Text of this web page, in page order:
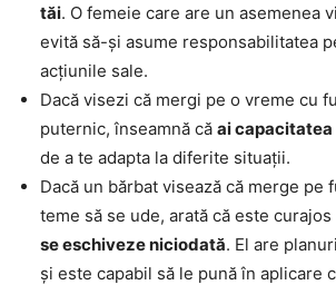
tăi. O femeie care are un asemenea
evită să-și asume responsabilitatea
acțiunile sale.
Dacă visezi că mergi pe o vreme cu
puternic, înseamnă că ai capacitatea
de a te adapta la diferite situații.
Dacă un bărbat visează că merge pe
teme să se ude, arată că este curajos
se eschiveze niciodată. El are
și este capabil să le pună în aplicare